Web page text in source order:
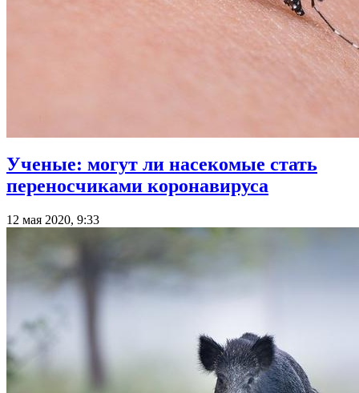
Ученые: могут ли насекомые стать
переносчиками коронавируса
12 мая 2020, 9:33